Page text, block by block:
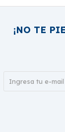
¡NO TE